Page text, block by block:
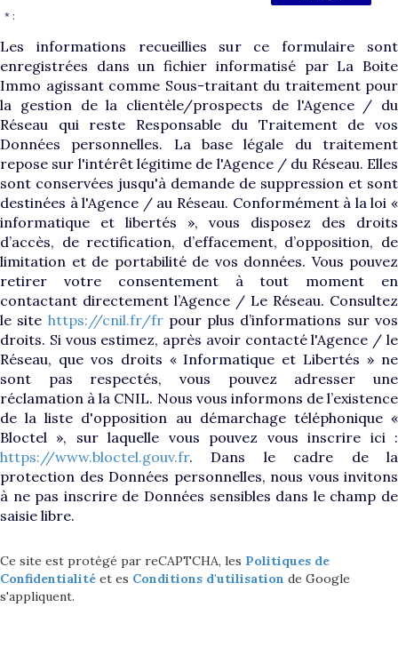
* :
Les informations recueillies sur ce formulaire sont
enregistrées dans un fichier informatisé par La Boite
Immo agissant comme Sous-traitant du traitement pour
la gestion de la clientèle/prospects de l'Agence / du
Réseau qui reste Responsable du Traitement de vos
Données personnelles. La base légale du traitement
repose sur l'intérêt légitime de l'Agence / du Réseau. Elles
sont conservées jusqu'à demande de suppression et sont
destinées à l'Agence / au Réseau. Conformément à la loi «
informatique et libertés », vous disposez des droits
d’accès, de rectification, d’effacement, d’opposition, de
limitation et de portabilité de vos données. Vous pouvez
retirer votre consentement à tout moment en
contactant directement l’Agence / Le Réseau. Consultez
le site https://cnil.fr/frpour plus d’informations sur vos
droits. Si vous estimez, après avoir contacté l'Agence / le
Réseau, que vos droits « Informatique et Libertés » ne
sont pas respectés, vous pouvez adresser une
réclamation à la CNIL. Nous vous informons de l’existence
de la liste d'opposition au démarchage téléphonique «
Bloctel », sur laquelle vous pouvez vous inscrire ici :
https://www.bloctel.gouv.fr. Dans le cadre de la
protection des Données personnelles, nous vous invitons
à ne pas inscrire de Données sensibles dans le champ de
saisie libre.
Ce site est protégé par reCAPTCHA, les Politiques de
Confidentialité et es Conditions d'utilisation de Google
s'appliquent.